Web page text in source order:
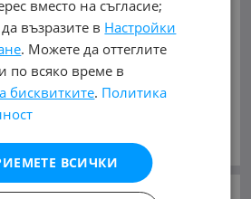
Виж Още
и ДжиповеБусове
Селскостопански
Каравани Яхти и Лодки
Части Аксесоари
Услуги
(2) Abarth (33) Acura
(827) Alpina (7) Asia
вместо на съгласие;
възразите в Настройки
. Можете да оттеглите
по всяко време в
бисквитките. Политика
ВСИЧКИ